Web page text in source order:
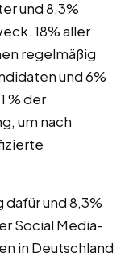
und 8,3%
18% aller
regelmäßig
und 6%
% der
um nach
und 8,3%
Social Media-
in Deutschland